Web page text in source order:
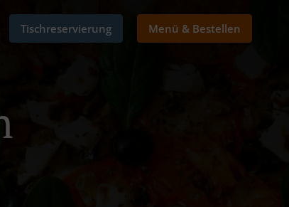
Tischreservierung Menü & Bestellen